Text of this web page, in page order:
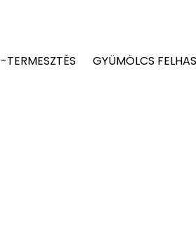
GYÜMÖLCS